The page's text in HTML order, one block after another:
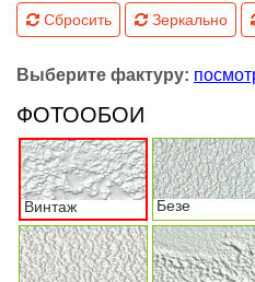
Сбросить Зеркально
Выберите фактуру:
ФОТООБОИ
Винтаж Безе